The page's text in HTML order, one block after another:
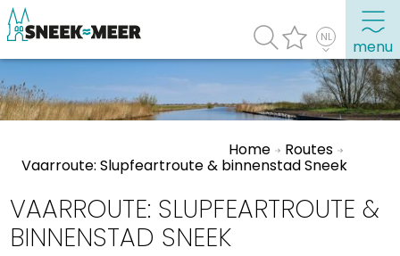
menu
Over Sneek
Uitgelicht
Toeristische informatie
Bezienswaardigheden
Home Routes
Vaarroute: Slupfeartroute & binnenstad Sneek
VAARROUTE: SLUPFEARTROUTE &
BINNENSTAD SNEEK